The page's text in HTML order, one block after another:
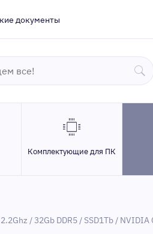
документы
Комплектующие для ПК
/ 32Gb DDR5 / SSD1Tb /